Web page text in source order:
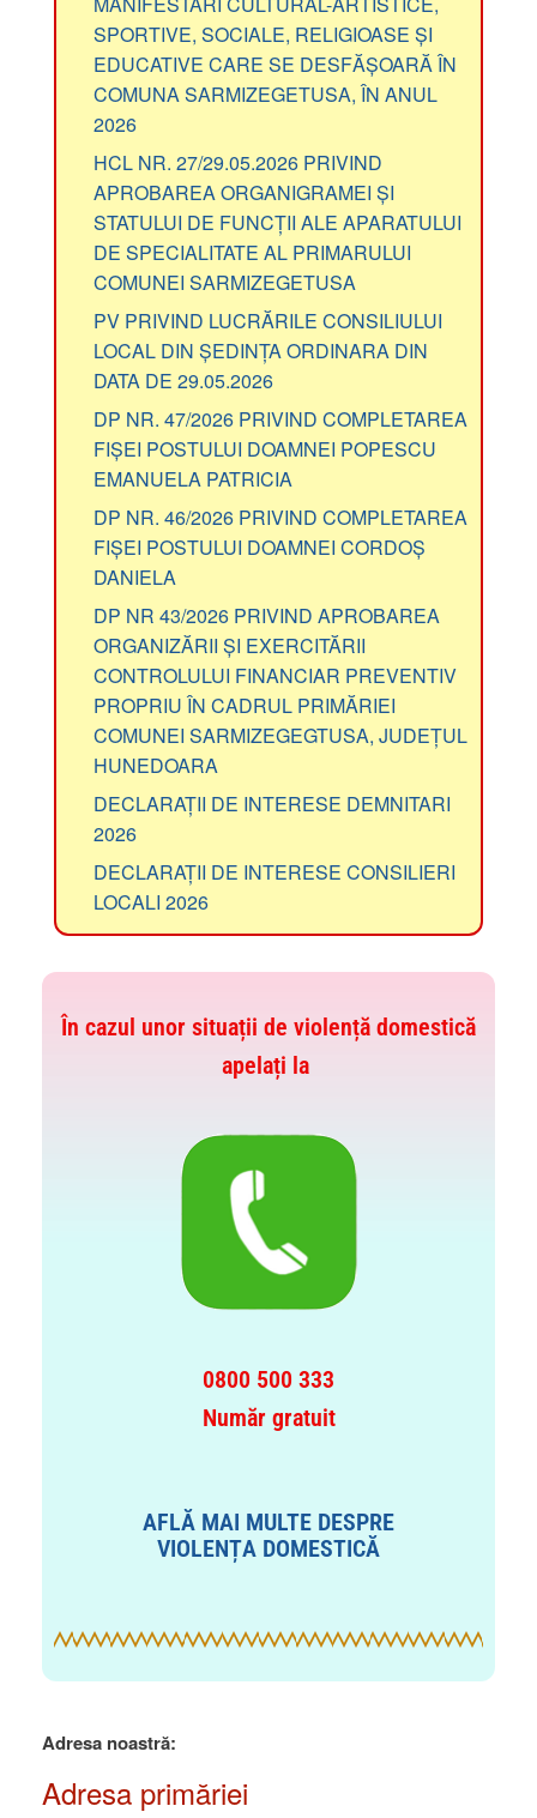
SPORTIVE, SOCIALE, RELIGIOASE ȘI
EDUCATIVE CARE SE DESFĂȘOARĂ ÎN
COMUNA SARMIZEGETUSA, ÎN ANUL
2026
HCL NR. 27/29.05.2026 PRIVIND
APROBAREA ORGANIGRAMEI ȘI
STATULUI DE FUNCȚII ALE APARATULUI
DE SPECIALITATE AL PRIMARULUI
COMUNEI SARMIZEGETUSA
PV PRIVIND LUCRĂRILE CONSILIULUI
LOCAL DIN ȘEDINȚA ORDINARA DIN
DATA DE 29.05.2026
DP NR. 47/2026 PRIVIND COMPLETAREA
FIȘEI POSTULUI DOAMNEI POPESCU
EMANUELA PATRICIA
DP NR. 46/2026 PRIVIND COMPLETAREA
FIȘEI POSTULUI DOAMNEI CORDOȘ
DANIELA
DP NR 43/2026 PRIVIND APROBAREA
ORGANIZĂRII ȘI EXERCITĂRII
CONTROLULUI FINANCIAR PREVENTIV
PROPRIU ÎN CADRUL PRIMĂRIEI
COMUNEI SARMIZEGEGTUSA, JUDEȚUL
HUNEDOARA
DECLARAȚII DE INTERESE DEMNITARI
2026
DECLARAȚII DE INTERESE CONSILIERI
LOCALI 2026
În cazul unor situații de violență domestică
apelați la
0800 500 333
Număr gratuit
AFLĂ MAI MULTE DESPRE
VIOLENȚA DOMESTICĂ
Adresa noastră:
Adresa primăriei